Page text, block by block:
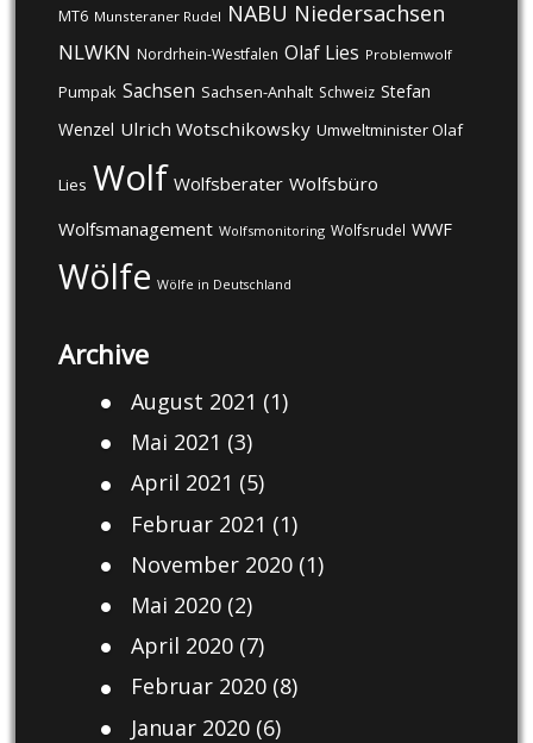
MT6 Munsteraner Rudel NABU Niedersachsen
NLWKN Nordrhein-Westfalen Olaf Lies Problemwolf
Pumpak Sachsen Sachsen-Anhalt Schweiz Stefan
Wenzel Ulrich Wotschikowsky Umweltminister Olaf
Lies Wolf Wolfsberater Wolfsbüro
Wolfsmanagement Wolfsmonitoring Wolfsrudel WWF
Wölfe Wölfe in Deutschland
Archive
August 2021 (1)
Mai 2021 (3)
April 2021 (5)
Februar 2021 (1)
November 2020(1)
Mai 2020(2)
April 2020(7)
Februar 2020(8)
Januar 2020(6)